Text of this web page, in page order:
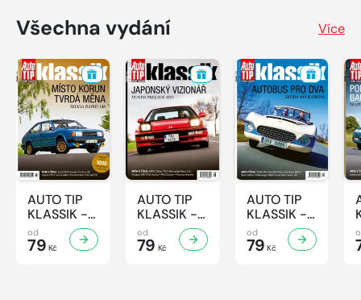
Všechna vydání Více
AUTO TIP
KLASSIK -
7/2026
od
79 Kč
AUTO TIP
KLASSIK -
6/2026
od
79 Kč
AUTO TIP
KLASSIK -
5/2026
od
79 Kč